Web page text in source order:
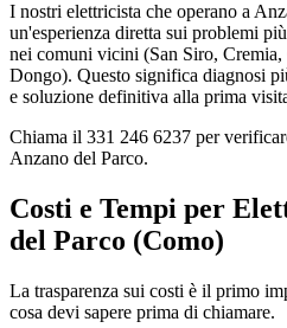
I nostri elettricista che operano a
un'esperienza diretta sui problemi
nei comuni vicini (San Siro,
Dongo). Questo significa diagnosi
e soluzione definitiva alla prima
Chiama il 331 246 6237 per
Anzano del Parco.
Costi e Tempi per
del Parco (Como)
La trasparenza sui costi è il primo
cosa devi sapere prima di chiamare.